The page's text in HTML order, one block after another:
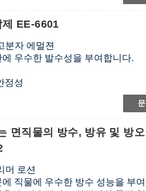
EE-6601
분자 에멀젼
우수한 발수성을 부여합니다.
정성
면직물의 방수, 방유 및 방
머 로션
직물에 우수한 방수 성능을 부